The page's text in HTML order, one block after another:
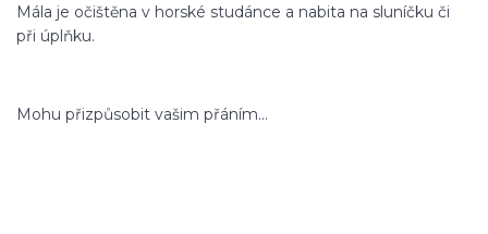
Mála je očištěna v horské studánce a nabita na sluníčku či
při úplňku.
Mohu přizpůsobit vašim přáním...